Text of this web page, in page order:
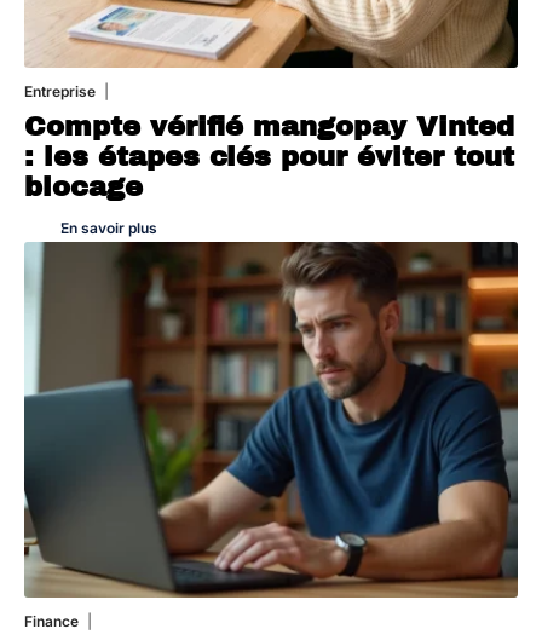
Entreprise
Compte vérifié mangopay Vinted
: les étapes clés pour éviter tout
blocage
En savoir plus
Finance